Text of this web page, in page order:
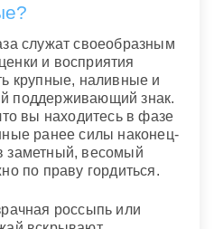
служат своеобразным
и восприятия
крупные, наливные и
поддерживающий знак.
вы находитесь в фазе
ранее силы наконец-
заметный, весомый
по праву гордиться.
россыпь или